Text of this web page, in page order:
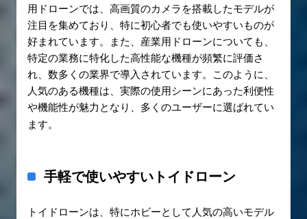
用ドローンでは、高画質のカメラを搭載したモデルが
注目を集めており、特に初心者でも使いやすいものが
好まれています。また、産業用ドローンについても、
特定の業務に特化した高性能な機種が頻繁に評価さ
れ、数多くの業界で導入されています。このように、
人気のある機種は、実際の使用シーンにあった利便性
や機能性が魅力となり、多くのユーザーに選ばれてい
ます。
手軽で使いやすいトイドローン
トイドローンは、特にホビーとして人気の高いモデル